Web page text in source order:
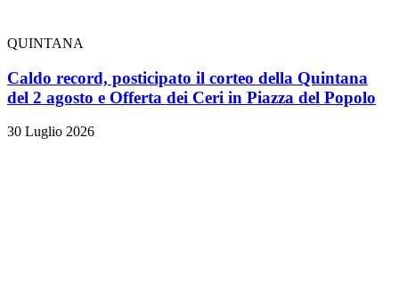
QUINTANA
Caldo record, posticipato il corteo della Quintana
del 2 agosto e Offerta dei Ceri in Piazza del Popolo
30 Luglio 2026